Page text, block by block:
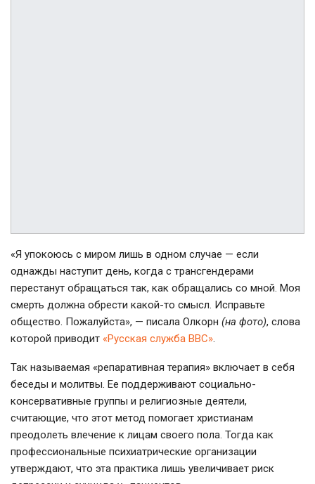
«Я упокоюсь с миром лишь в одном случае — если
однажды наступит день, когда с трансгендерами
перестанут обращаться так, как обращались со мной. Моя
смерть должна обрести какой-то смысл. Исправьте
общество. Пожалуйста», — писала Олкорн (на фото), слова
которой приводит «Русская служба ВВС».
Так называемая «репаративная терапия» включает в себя
беседы и молитвы. Ее поддерживают социально-
консервативные группы и религиозные деятели,
считающие, что этот метод помогает христианам
преодолеть влечение к лицам своего пола. Тогда как
профессиональные психиатрические организации
утверждают, что эта практика лишь увеличивает риск